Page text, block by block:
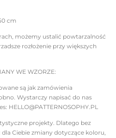
cm
możemy ustalić powtarzalność
rozłożenie przy większych
WE WZORZE:
są jak zamówienia
Wystarczy napisać do nas
HELLO@PATTERNOSOPHY.PL
projekty. Dlatego bez
Ciebie zmiany dotyczące koloru,